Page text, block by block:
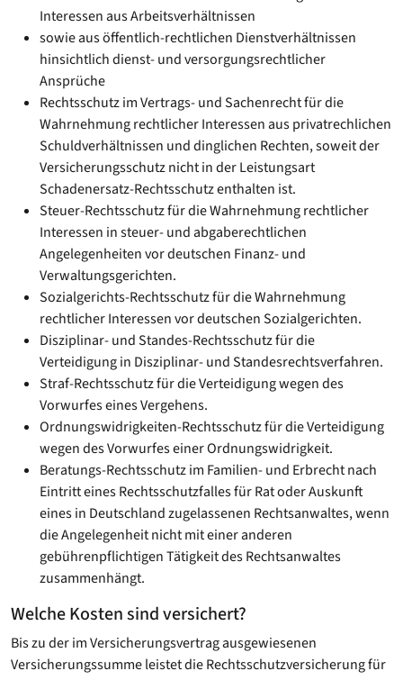
Interessen aus Arbeitsverhältnissen
sowie aus öffentlich-rechtlichen Dienstverhältnissen
hinsichtlich dienst- und versorgungsrechtlicher
Ansprüche
Rechtsschutz im Vertrags- und Sachenrecht für die
Wahrnehmung rechtlicher Interessen aus privatrechlichen
Schuldverhältnissen und dinglichen Rechten, soweit der
Versicherungsschutz nicht in der Leistungsart
Schadenersatz-Rechtsschutz enthalten ist.
Steuer-Rechtsschutz für die Wahrnehmung rechtlicher
Interessen in steuer- und abgaberechtlichen
Angelegenheiten vor deutschen Finanz- und
Verwaltungsgerichten.
Sozialgerichts-Rechtsschutz für die Wahrnehmung
rechtlicher Interessen vor deutschen Sozialgerichten.
Disziplinar- und Standes-Rechtsschutz für die
Verteidigung in Disziplinar- und Standesrechtsverfahren.
Straf-Rechtsschutz für die Verteidigung wegen des
Vorwurfes eines Vergehens.
Ordnungswidrigkeiten-Rechtsschutz für die Verteidigung
wegen des Vorwurfes einer Ordnungswidrigkeit.
Beratungs-Rechtsschutz im Familien- und Erbrecht nach
Eintritt eines Rechtsschutzfalles für Rat oder Auskunft
eines in Deutschland zugelassenen Rechtsanwaltes, wenn
die Angelegenheit nicht mit einer anderen
gebührenpflichtigen Tätigkeit des Rechtsanwaltes
zusammenhängt.
Welche Kosten sind versichert?
Bis zu der im Versicherungsvertrag ausgewiesenen
Versicherungssumme leistet die Rechtsschutzversicherung für